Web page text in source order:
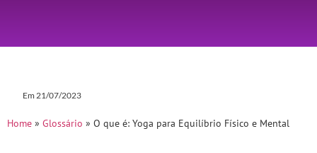
Em 21/07/2023
Home » Glossário » O que é: Yoga para Equilíbrio Físico e Mental